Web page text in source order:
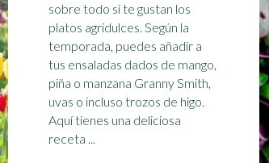
sobre todo si te gustan los
platos agridulces. Según la
temporada, puedes añadir a
tus ensaladas dados de mango,
piña o manzana Granny Smith,
uvas o incluso trozos de higo.
Aquí tienes una deliciosa
receta ...